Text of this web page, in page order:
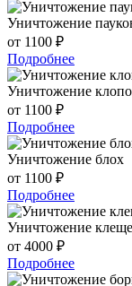
Уничтожение
от 1100 ₽
Подробнее
Уничтожение
от 1100 ₽
Подробнее
Уничтожение блох
от 1100 ₽
Подробнее
Уничтожение
от 4000 ₽
Подробнее